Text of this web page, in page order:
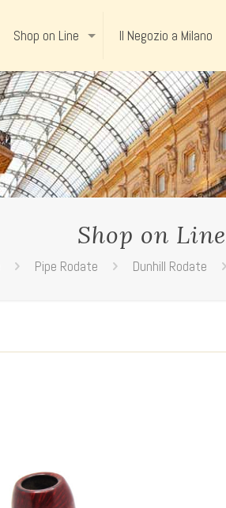
Shop on Line Il Negozio a Milano
Shop on Line
Pipe Rodate Dunhill Rodate